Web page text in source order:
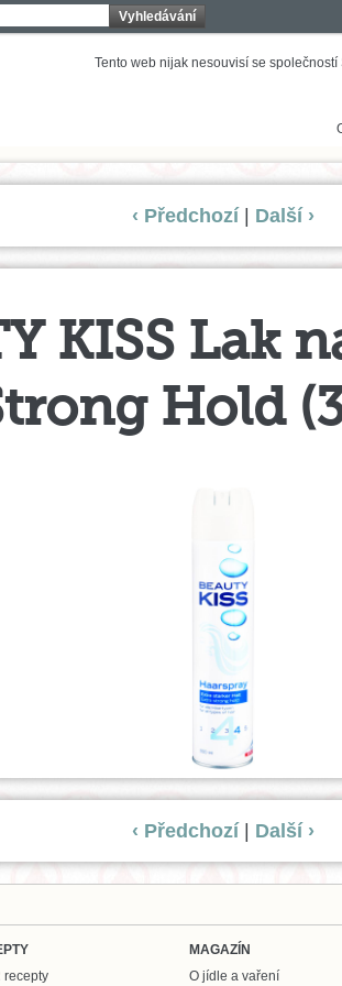
Vyhledávání
Tento web nijak nesouvisí se
‹ Předchozí Další ›
KISS Lak
Hold
‹ Předchozí Další ›
recepty
MAGAZÍN
O jídle a vaření